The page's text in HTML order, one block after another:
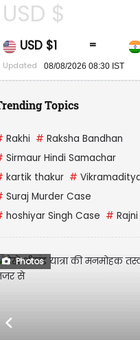
₹95.14 CAD $1
Updated 08/08/
Topics
Rakhi # Raksha Bandhan
Sirmaur Hindi Samachar
kartik thakur #
Suraj Murder Case
hoshiyar Singh Case #
Photos
Previous